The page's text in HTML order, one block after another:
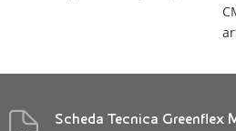
Scheda Tecnica Greenflex